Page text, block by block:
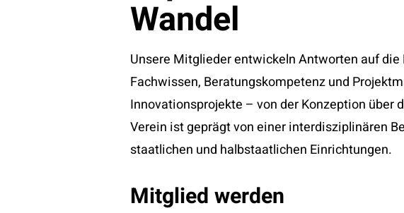
Wandel
Unsere Mitglieder entwickeln Antworten auf
Fachwissen, Beratungskompetenz und
Innovationsprojekte – von der Konzeption über
Verein ist geprägt von einer interdisziplinären
staatlichen und halbstaatlichen Einrichtungen.
Mitglied werden